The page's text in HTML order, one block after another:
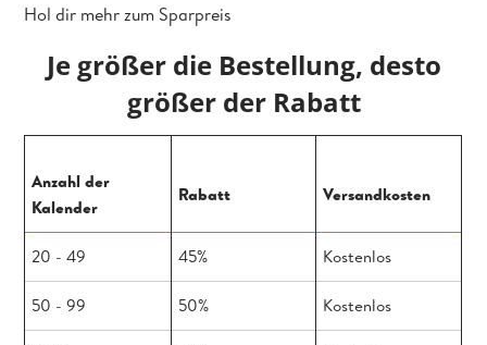
Hol dir mehr zum Sparpreis
Je größer die Bestellung, desto
größer der Rabatt
Anzahl der
Kalender
Rabatt Versandkosten
20 - 49 45% Kostenlos
50 - 99 50% Kostenlos